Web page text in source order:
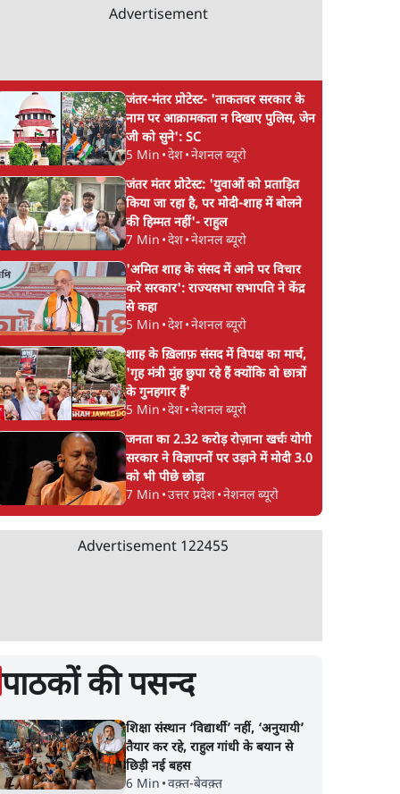
Advertisement
जंतर-मंतर प्रोटेस्ट- 'ताकतवर सरकार के
नाम पर आक्रामकता न दिखाए पुलिस, जेन
जी को सुने': SC
5 Min •देश•नेशनल ब्यूरो
जंतर मंतर प्रोटेस्ट: 'युवाओं को प्रताड़ित
किया जा रहा है, पर मोदी-शाह में बोलने
की हिम्मत नहीं'- राहुल
7 Min •देश•नेशनल ब्यूरो
'अमित शाह के संसद में आने पर विचार
करे सरकार': राज्यसभा सभापति ने केंद्र
से कहा
5 Min •देश•नेशनल ब्यूरो
शाह के ख़िलाफ़ संसद में विपक्ष का मार्च,
'गृह मंत्री मुंह छुपा रहे हैं क्योंकि वो छात्रों
के गुनहगार हैं'
5 Min •देश•नेशनल ब्यूरो
जनता का 2.32 करोड़ रोज़ाना खर्चः योगी
सरकार ने विज्ञापनों पर उड़ाने में मोदी 3.0
को भी पीछे छोड़ा
7 Min •उत्तर प्रदेश•नेशनल ब्यूरो
Advertisement 122455
पाठकों की पसन्द
शिक्षा संस्थान ‘विद्यार्थी’ नहीं, ‘अनुयायी’
तैयार कर रहे, राहुल गांधी के बयान से
छिड़ी नई बहस
6 Min •वक़्त-बेवक़्त